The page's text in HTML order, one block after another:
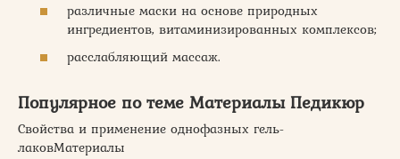
различные маски на основе природных
ингредиентов, витаминизированных комплексов;
расслабляющий массаж.
Популярное по теме Материалы Педикюр
Свойства и применение однофазных гель-
лаковМатериалы